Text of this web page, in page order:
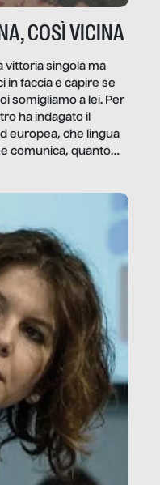
COSÌ VICINA
vittoria singola ma
in faccia e capire se
somigliamo a lei. Per
ha indagato il
europea, che lingua
comunica, quanto